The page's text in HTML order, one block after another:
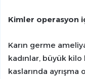
Kimler operasyon
Karın germe
kadınlar, büyük kilo
kaslarında